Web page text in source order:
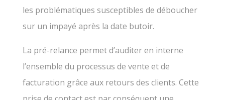
les problématiques susceptibles de déboucher
sur un impayé après la date butoir.
La pré-relance permet d’auditer en interne
l’ensemble du processus de vente et de
facturation grâce aux retours des clients. Cette